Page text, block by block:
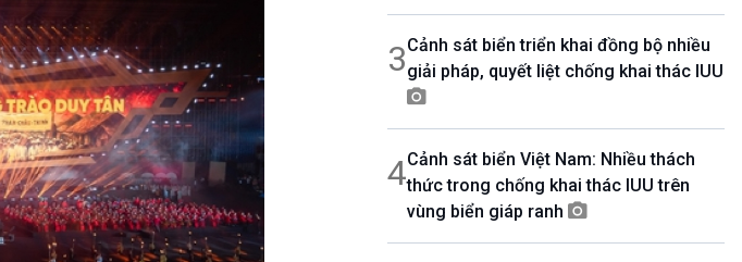
3Cảnh sát biển triển khai đồng bộ nhiều
giải pháp, quyết liệt chống khai thác IUU
4Cảnh sát biển Việt Nam: Nhiều thách
thức trong chống khai thác IUU trên
vùng biển giáp ranh